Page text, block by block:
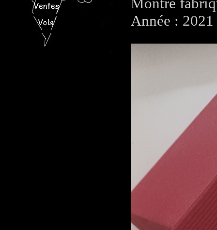
Année : 2021